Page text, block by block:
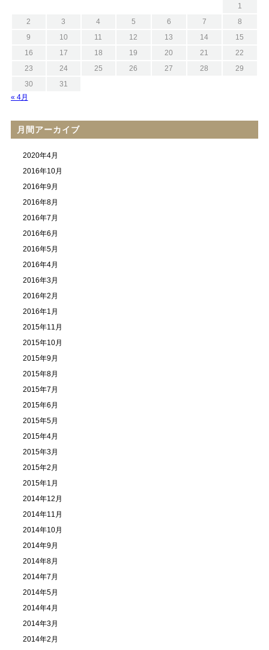
1
2
3 4 5 6 7
8
9
10 11 12 13 14
15
16
17 18 19 20 21
22
23
24 25 26 27 28
29
30
31
« 4月
月間アーカイブ
2020年4月
2016年10月
2016年9月
2016年8月
2016年7月
2016年6月
2016年5月
2016年4月
2016年3月
2016年2月
2016年1月
2015年11月
2015年10月
2015年9月
2015年8月
2015年7月
2015年6月
2015年5月
2015年4月
2015年3月
2015年2月
2015年1月
2014年12月
2014年11月
2014年10月
2014年9月
2014年8月
2014年7月
2014年5月
2014年4月
2014年3月
2014年2月